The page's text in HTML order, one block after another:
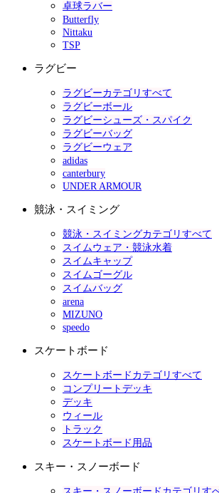
卓球ラバー
Butterfly
Nittaku
TSP
ラグビー
ラグビーカテゴリすべて
ラグビーボール
ラグビーシューズ・スパイク
ラグビーバッグ
ラグビーウェア
adidas
canterbury
UNDER ARMOUR
競泳・スイミング
競泳・スイミングカテゴリすべて
スイムウェア・競泳水着
スイムキャップ
スイムゴーグル
スイムバッグ
arena
MIZUNO
speedo
スケートボード
スケートボードカテゴリすべて
コンプリートデッキ
デッキ
ウィール
トラック
スケートボード用品
スキー・スノーボード